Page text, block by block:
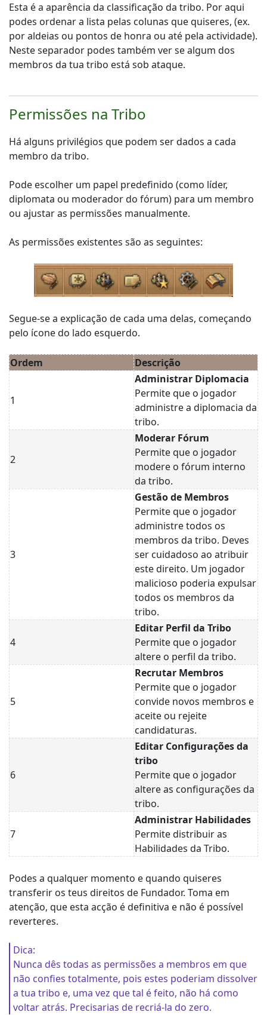
Esta é a aparência da classificação da tribo. Por aqui
podes ordenar a lista pelas colunas que quiseres, (ex.
por aldeias ou pontos de honra ou até pela actividade).
Neste separador podes também ver se algum dos
membros da tua tribo está sob ataque.
Permissões na Tribo
Há alguns privilégios que podem ser dados a cada
membro da tribo.
Pode escolher um papel predefinido (como líder,
diplomata ou moderador do fórum) para um membro
ou ajustar as permissões manualmente.
As permissões existentes são as seguintes:
Segue-se a explicação de cada uma delas, começando
pelo ícone do lado esquerdo.
Ordem Descrição
1
Administrar Diplomacia
Permite que o jogador
administre a diplomacia da
tribo.
2
Moderar Fórum
Permite que o jogador
modere o fórum interno
da tribo.
3
Gestão de Membros
Permite que o jogador
administre todos os
membros da tribo. Deves
ser cuidadoso ao atribuir
este direito. Um jogador
malicioso poderia expulsar
todos os membros da
tribo.
4
Editar Perfil da Tribo
Permite que o jogador
altere o perfil da tribo.
5
Recrutar Membros
Permite que o jogador
convide novos membros e
aceite ou rejeite
candidaturas.
6
Editar Configurações da
tribo
Permite que o jogador
altere as configurações da
tribo.
7
Administrar Habilidades
Permite distribuir as
Habilidades da Tribo.
Podes a qualquer momento e quando quiseres
transferir os teus direitos de Fundador. Toma em
atenção, que esta acção é definitiva e não é possível
reverteres.
Dica:
Nunca dês todas as permissões a membros em que
não confies totalmente, pois estes poderiam dissolver
a tua tribo e, uma vez que tal é feito, não há como
voltar atrás. Precisarias de recriá-la do zero.